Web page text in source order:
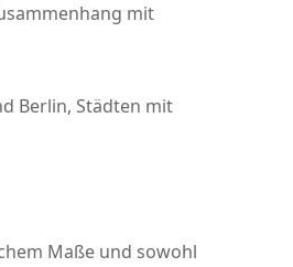
mit
Berlin, Städten mit
Maße und sowohl